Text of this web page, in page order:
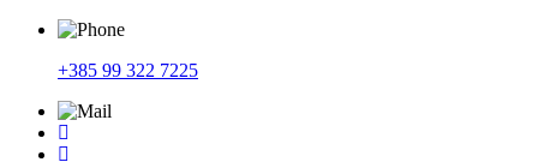
+385 99 322 7225